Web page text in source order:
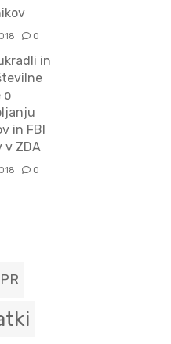
0
in
o
in FBI
v ZDA
0